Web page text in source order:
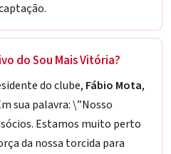
do Sou Mais Vitória?
do clube, Fábio Mota,
sua palavra: \”Nosso
Estamos muito perto
da nossa torcida para